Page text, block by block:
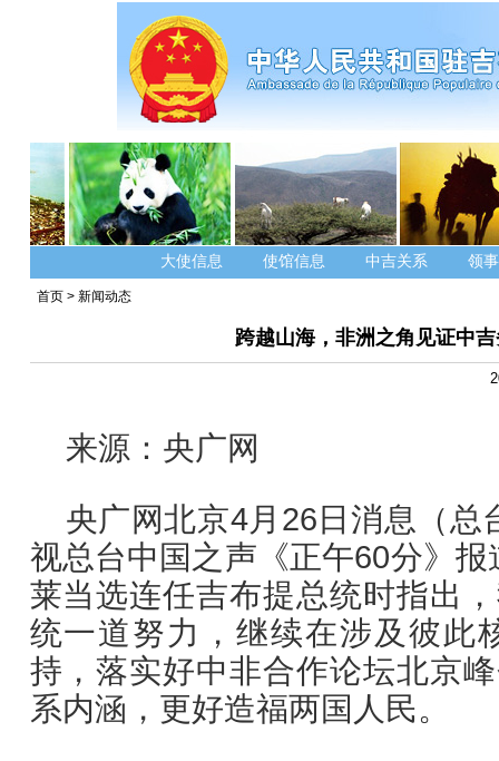
大使信息 使馆信息 中吉关系 领
首页> 新闻动态
跨越山海，非洲之角见证中
来源：央广网
央广网北京4月26日消息（
视总台中国之声《正午60分》
莱当选连任吉布提总统时指出
统一道努力，继续在涉及彼此
持，落实好中非合作论坛北京
系内涵，更好造福两国人民。